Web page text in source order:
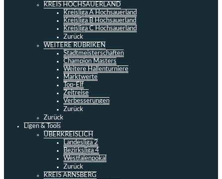
KREIS HOCHSAUERLAND
Kreisliga A Hochsauerland
Kreisliga B Hochsauerland
Kreisliga C Hochsauerland
Zurück
WEITERE RUBRIKEN
Stadtmeisterschaften
Champion Masters
Weitere Hallenturniere
Marktwerte
Top-Elf
Zeitreise
Verbesserungen
Zurück
Zurück
Ligen & Tools
ÜBERKREISLICH
Landesliga 2
Bezirksliga 4
Westfalenpokal
Zurück
KREIS ARNSBERG